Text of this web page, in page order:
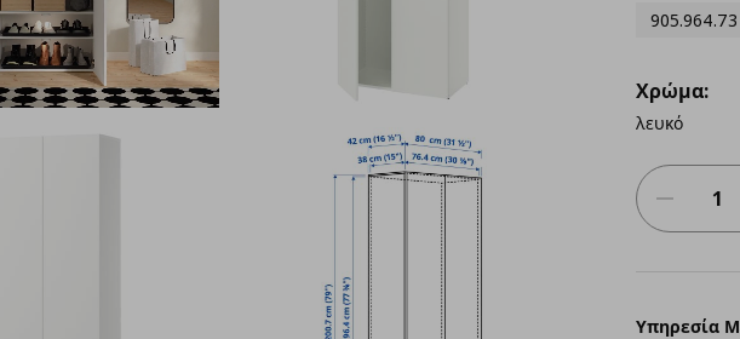
905.964.73
Χρώμα:
λευκό
Υπηρεσία